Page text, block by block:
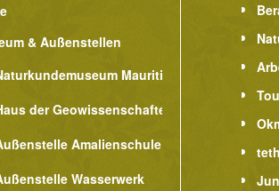
& Außenstellen
Mauritianum
der Geowissenschaften
Amalienschule
Wasserwerk